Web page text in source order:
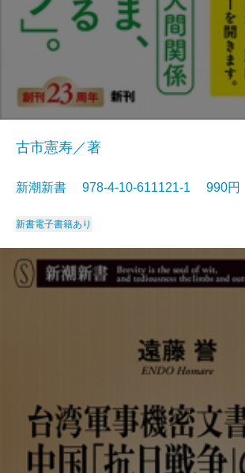
古市憲寿／著
新潮新書 978-4-10-611121-1 990
新書電子書籍あり